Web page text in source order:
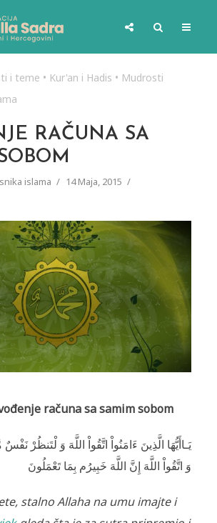
i teme • Kur'an i Hadis • Mudrosti
RAČUNA SA
islama
14 Maja, 2015
računa sa samim sobom
يَـاأَيُّهَا الَّذِينَ ءَامَنُواْ اتَّقُواْ اللَّهَ وَ لْتَنظُرْ
وَ اتَّقُواْ اللَّهَ إِنَّ اللَّهَ خَبِيرُم بِمَا تَعْمَلُونَ
stalno Allaha na umu imajte i